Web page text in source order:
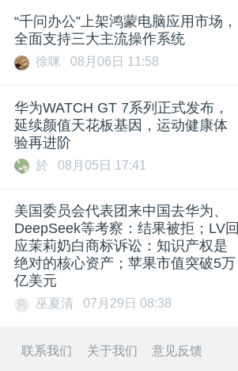
“千问办公”上架鸿蒙电脑应用市场，
全面支持三大主流操作系统
徐咪 08月06日 11:58
华为WATCH GT 7系列正式发布，
延续颜值天花板基因，运动健康体
验再进阶
於 08月05日 17:41
美国委员会代表团来中国去华为、
DeepSeek等考察：结果被拒；LV回
应茉莉奶白商标诉讼：知识产权是
绝对的核心资产；苹果市值突破5万
亿美元
巫夏清 07月29日 08:38
联系我们 关于我们 意见反馈